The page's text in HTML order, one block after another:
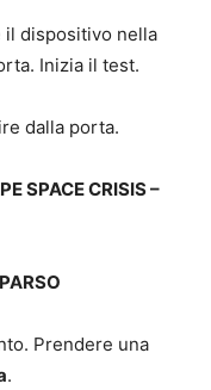
il dispositivo nella
Inizia il test.
dalla porta.
SPACE CRISIS –
Prendere una
.